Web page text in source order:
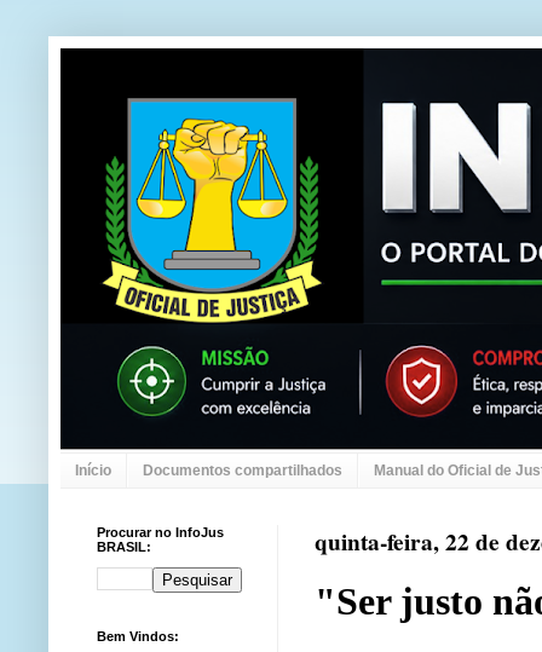
Início Documentos compartilhados Manual do Oficial de
quinta-feira, 22 de
"Ser justo
Procurar no InfoJus
BRASIL:
Bem Vindos: